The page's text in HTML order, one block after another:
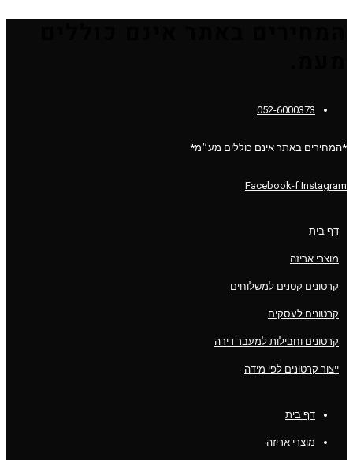
052-6000373
*המחירים באתר אינם כוללים מע״מ*
Facebook-f Instagram
דף בית
מוצרי אריזה
קרטונים קטנים למשלוחים
קרטונים לעסקים
קרטונים וחבילות למעבר דירה
ייצור קרטונים לפי מידה
דף בית
מוצרי אריזה